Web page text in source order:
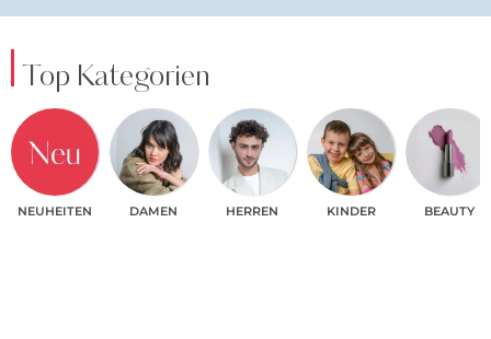
Top Kategorien
NEUHEITEN DAMEN HERREN KINDER BEAUTY